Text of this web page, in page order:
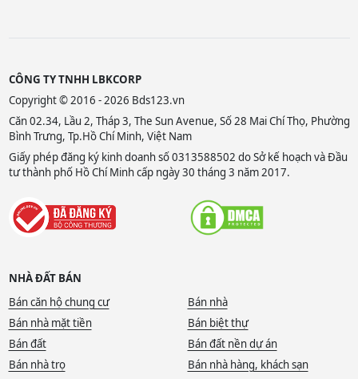
CÔNG TY TNHH LBKCORP
Copyright © 2016 - 2026 Bds123.vn
Căn 02.34, Lầu 2, Tháp 3, The Sun Avenue, Số 28 Mai Chí Thọ, Phường
Bình Trưng, Tp.Hồ Chí Minh, Việt Nam
Giấy phép đăng ký kinh doanh số 0313588502 do Sở kế hoạch và Đầu
tư thành phố Hồ Chí Minh cấp ngày 30 tháng 3 năm 2017.
NHÀ ĐẤT BÁN
Bán căn hộ chung cư
Bán nhà
Bán nhà mặt tiền
Bán biệt thự
Bán đất
Bán đất nền dự án
Bán nhà trọ
Bán nhà hàng, khách sạn